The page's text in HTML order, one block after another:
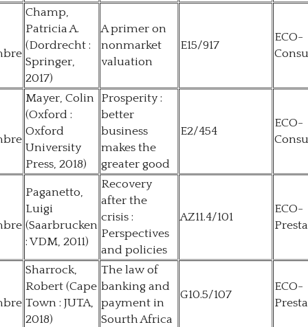
Champ,
Patricia A.
(Dordrecht :
Springer,
2017)
A primer on
nonmarket
valuation
E15/917
ECO-
Mayer, Colin
(Oxford :
Oxford
University
Press, 2018)
Prosperity :
better
business
makes the
greater good
E2/454
ECO-
Paganetto,
Luigi
(Saarbrucken
: VDM, 2011)
Recovery
after the
crisis :
Perspectives
and policies
AZ11.4/101
ECO-
Sharrock,
Robert (Cape
Town : JUTA,
2018)
The law of
banking and
payment in
Sourth Africa
G10.5/107
ECO-